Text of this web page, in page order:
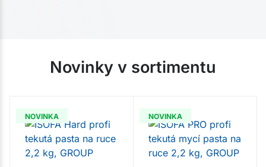
Novinky v sortimentu
NOVINKA NOVINKA